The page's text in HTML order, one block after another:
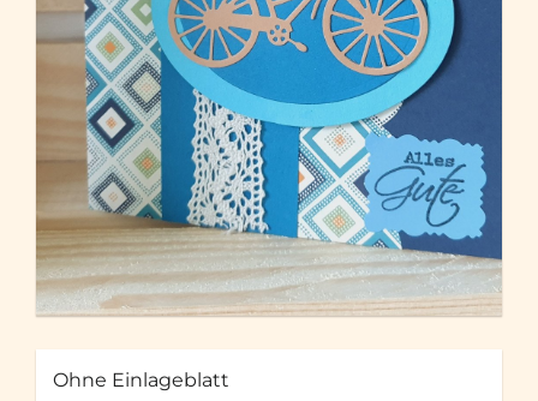
Ohne Einlageblatt